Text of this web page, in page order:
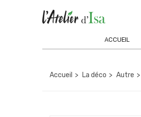
ACCUEIL
Accueil La déco Autre